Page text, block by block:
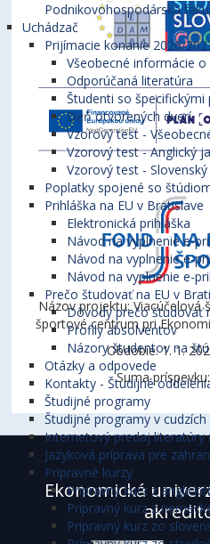
Podnikovohospodárska
Uchádzač
Prijímacie konanie 2026/
Všeobecné informácie
Odporúčaná literatúra
Študenti so špecifickými
Deň otvorených dverí
Vzorový test -
Vzorový test - Anglický
Vzorový test -
Poplatky spojené so
Prihláška na EU v Bratislave
Elektronická prihláška
Návod na vyplnenie e-
Návod na vyplnenie e-
Návod na vyplnenie e-
Prečo študovať na EU v
Dôvody prečo študovať
Profily absolventov
Názory študentov na
Otázky a odpovede
Kontakty - Študijné
Študijné programy
Študijné programy v
Internetový predaj literatúry
Jazyková príprava pre
Prípravné kurzy
Prípravný kurz z
Prípravný kurz z
Prípravný kurz zo
Názov projektu: Viacúčelová
športové centrum pri
Obdobie: 1. 1.
Suma
Ekonomická